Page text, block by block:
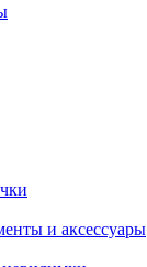
и аксессуары